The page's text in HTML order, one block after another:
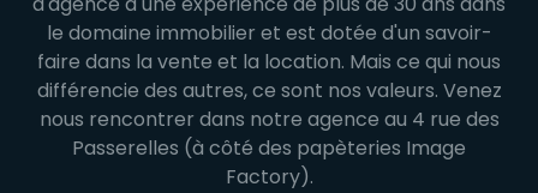
le domaine immobilier et est dotée d'un savoir-
faire dans la vente et la location. Mais ce qui nous
différencie des autres, ce sont nos valeurs. Venez
nous rencontrer dans notre agence au 4 rue des
Passerelles (à côté des papèteries Image
Factory).